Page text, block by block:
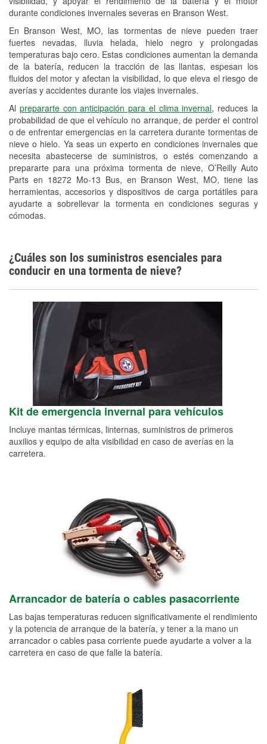
durante condiciones invernales severas en Branson West.
En Branson West, MO, las tormentas de nieve pueden traer
fuertes nevadas, lluvia helada, hielo negro y prolongadas
temperaturas bajo cero. Estas condiciones aumentan la demanda
de la batería, reducen la tracción de las llantas, espesan los
fluidos del motor y afectan la visibilidad, lo que eleva el riesgo de
averías y accidentes durante los viajes invernales.
Al prepararte con anticipación para el clima invernal, reduces la
probabilidad de que el vehículo no arranque, de perder el control
o de enfrentar emergencias en la carretera durante tormentas de
nieve o hielo. Ya seas un experto en condiciones invernales que
necesita abastecerse de suministros, o estés comenzando a
prepararte para una próxima tormenta de nieve, O’Reilly Auto
Parts en 18272 Mo-13 Bus, en Branson West, MO, tiene las
herramientas, accesorios y dispositivos de carga portátiles para
ayudarte a sobrellevar la tormenta en condiciones seguras y
cómodas.
Instalación de limpiaparabrisas
Programa de Préstamo de
Herramientas
Mezcla de pinturas
Rectificación de tambores y discos de
freno
Mangueras hidráulicas a la medida
Snowstorm Supplies
Tornado Supplies
Conoce más
¿Cuáles son los suministros esenciales para
conducir en una tormenta de nieve?
Kit de emergencia invernal para vehículos
Incluye mantas térmicas, linternas, suministros de primeros
auxilios y equipo de alta visibilidad en caso de averías en la
carretera.
Arrancador de batería o cables pasacorriente
Las bajas temperaturas reducen significativamente el rendimiento
y la potencia de arranque de la batería, y tener a la mano un
arrancador o cables pasa corriente puede ayudarte a volver a la
carretera en caso de que falle la batería.